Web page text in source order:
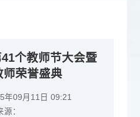
个教师节大会暨
师荣誉盛典
年09月11日 09:21
源：